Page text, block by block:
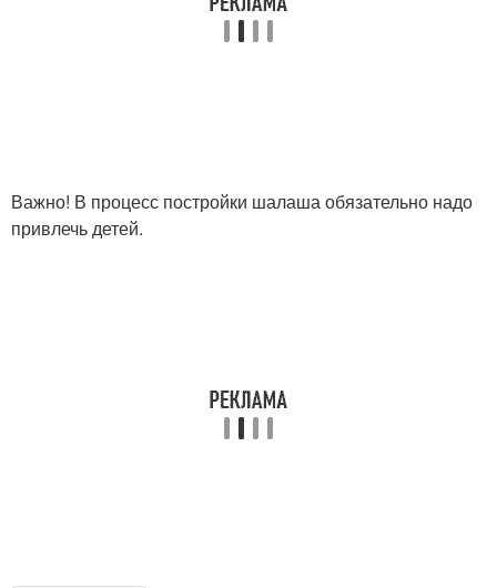
Важно! В процесс постройки шалаша обязательно надо
привлечь детей.